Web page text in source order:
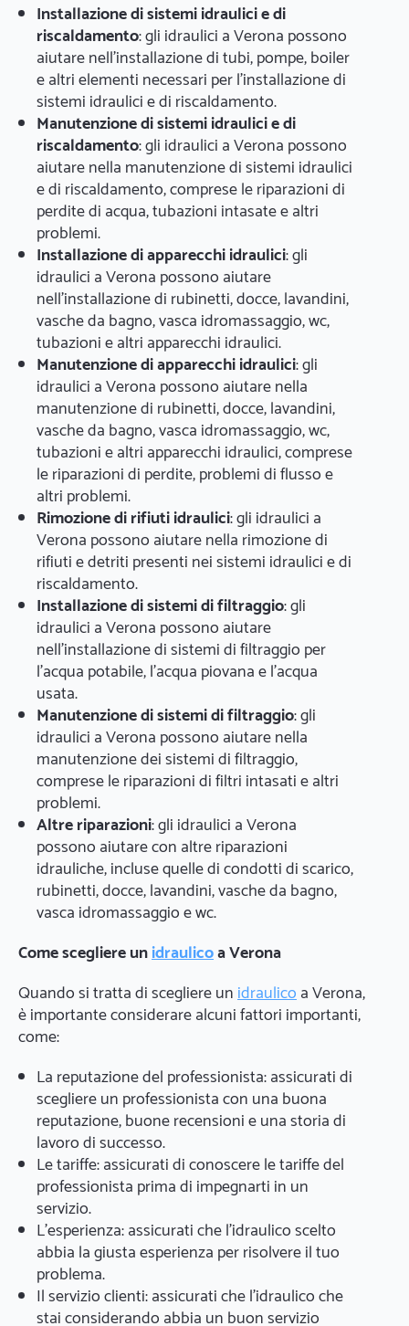
Installazione di sistemi idraulici e di
riscaldamento: gli idraulici a Verona possono
aiutare nell'installazione di tubi, pompe, boiler
e altri elementi necessari per l'installazione di
sistemi idraulici e di riscaldamento.
Manutenzione di sistemi idraulici e di
riscaldamento: gli idraulici a Verona possono
aiutare nella manutenzione di sistemi idraulici
e di riscaldamento, comprese le riparazioni di
perdite di acqua, tubazioni intasate e altri
problemi.
Installazione di apparecchi idraulici: gli
idraulici a Verona possono aiutare
nell'installazione di rubinetti, docce, lavandini,
vasche da bagno, vasca idromassaggio, wc,
tubazioni e altri apparecchi idraulici.
Manutenzione di apparecchi idraulici: gli
idraulici a Verona possono aiutare nella
manutenzione di rubinetti, docce, lavandini,
vasche da bagno, vasca idromassaggio, wc,
tubazioni e altri apparecchi idraulici, comprese
le riparazioni di perdite, problemi di flusso e
altri problemi.
Rimozione di rifiuti idraulici: gli idraulici a
Verona possono aiutare nella rimozione di
rifiuti e detriti presenti nei sistemi idraulici e di
riscaldamento.
Installazione di sistemi di filtraggio: gli
idraulici a Verona possono aiutare
nell'installazione di sistemi di filtraggio per
l'acqua potabile, l'acqua piovana e l'acqua
usata.
Manutenzione di sistemi di filtraggio: gli
idraulici a Verona possono aiutare nella
manutenzione dei sistemi di filtraggio,
comprese le riparazioni di filtri intasati e altri
problemi.
Altre riparazioni: gli idraulici a Verona
possono aiutare con altre riparazioni
idrauliche, incluse quelle di condotti di scarico,
rubinetti, docce, lavandini, vasche da bagno,
vasca idromassaggio e wc.
Come scegliere unidraulicoa Verona
Quando si tratta di scegliere unidraulicoa Verona,
è importante considerare alcuni fattori importanti,
come:
La reputazione del professionista: assicurati di
scegliere un professionista con una buona
reputazione, buone recensioni e una storia di
lavoro di successo.
Le tariffe: assicurati di conoscere le tariffe del
professionista prima di impegnarti in un
servizio.
L'esperienza: assicurati che l'idraulico scelto
abbia la giusta esperienza per risolvere il tuo
problema.
Il servizio clienti: assicurati che l'idraulico che
stai considerando abbia un buon servizio